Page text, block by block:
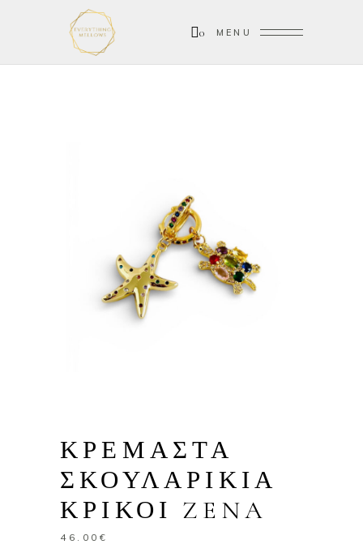
0 MENU
ΚΡΕΜΑΣΤΑ
ΣΚΟΥΛΑΡΙΚΙΑ
ΚΡΙΚΟΙ ZENA
46.00 €